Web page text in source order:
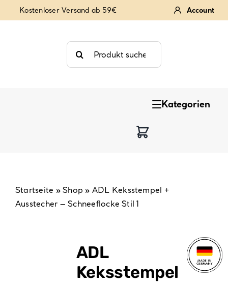
Inhalt
Kostenloser Versand ab 59€ Account
Suche
nach:
Kategorien
Backzubehör & Backwerkzeug
Partydekoration
Startseite »Shop » ADL Keksstempel +
Ausstecher – Schneeflocke Stil 1
ADL
Keksstempel